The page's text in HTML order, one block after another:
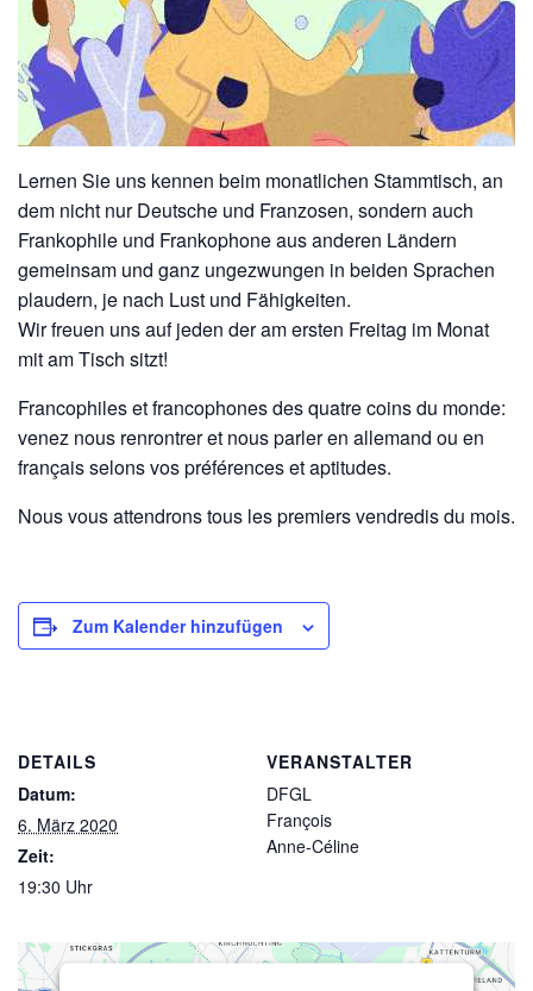
Lernen Sie uns kennen beim monatlichen Stammtisch, an
dem nicht nur Deutsche und Franzosen, sondern auch
Frankophile und Frankophone aus anderen Ländern
gemeinsam und ganz ungezwungen in beiden Sprachen
plaudern, je nach Lust und Fähigkeiten.
Wir freuen uns auf jeden der am ersten Freitag im Monat
mit am Tisch sitzt!
Francophiles et francophones des quatre coins du monde:
venez nous renrontrer et nous parler en allemand ou en
français selons vos préférences et aptitudes.
Nous vous attendrons tous les premiers vendredis du mois.
Zum Kalender hinzufügen
DETAILS
Datum:
6. März 2020
Zeit:
19:30 Uhr
VERANSTALTER
DFGL
François
Anne-Céline